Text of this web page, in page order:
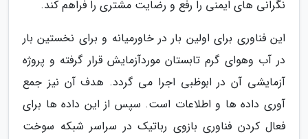
نگرانی های ایمنی را رفع و رضایت مشتری را فراهم کند.
این فناوری برای اولین بار در خاورمیانه و برای نخستین بار
در آب وهوای گرم تابستان موردآزمایش قرار گرفته و پروژه
آزمایشی آن در ابوظبی اجرا می گردد. هدف آن نیز جمع
آوری داده ها و اطلاعات است. سپس از این داده ها برای
فعال کردن فناوری بازوی رباتیک در سراسر شبکه سوخت